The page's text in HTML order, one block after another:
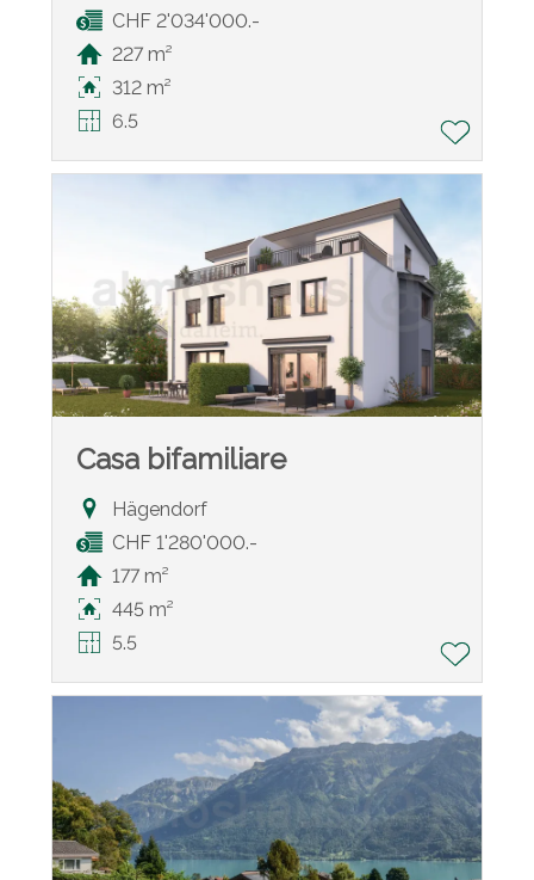
CHF 2'034'000.-
227 m²
312 m²
6.5
Casa bifamiliare
Hägendorf
CHF 1'280'000.-
177 m²
445 m²
5.5